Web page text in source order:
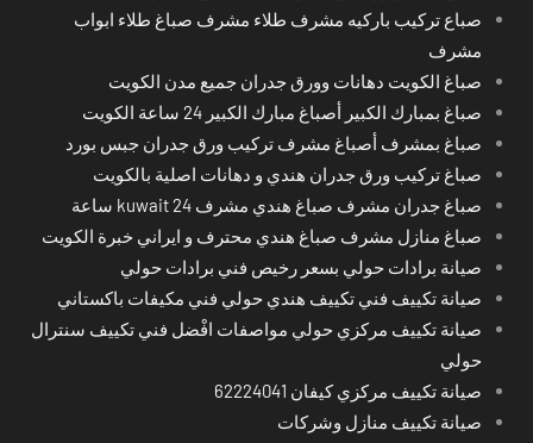
صباع تركيب باركيه مشرف طلاء مشرف صباغ طلاء ابواب
مشرف
صباغ الكويت دهانات وورق جدران جميع مدن الكويت
صباغ بمبارك الكبير أصباغ مبارك الكبير 24 ساعة الكويت
صباغ بمشرف أصباغ مشرف تركيب ورق جدران جبس بورد
صباغ تركيب ورق جدران هندي و دهانات اصلية بالكويت
صباغ جدران مشرف صباغ هندي مشرف kuwait 24 ساعة
صباغ منازل مشرف صباغ هندي محترف و ايراني خبرة الكويت
صيانة برادات حولي بسعر رخيص فني برادات حولي
صيانة تكييف فني تكييف هندي حولي فني مكيفات باكستاني
صيانة تكييف مركزي حولي مواصفات افْضل فني تكييف سنترال
حولي
صيانة تكييف مركزي كيفان 62224041
صيانة تكييف منازل وشركات